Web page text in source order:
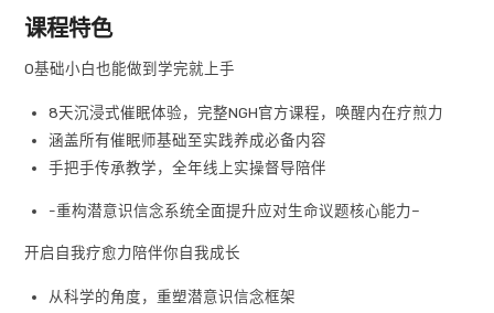
课程特色
0基础小白也能做到学完就上手
8天沉浸式催眠体验，完整NGH官方课程，唤醒内在疗煎力
涵盖所有催眠师基础至实践养成必备内容
手把手传承教学，全年线上实操督导陪伴
-重构潜意识信念系统全面提升应对生命议题核心能力–
开启自我疗愈力陪伴你自我成长
从科学的角度，重塑潜意识信念框架